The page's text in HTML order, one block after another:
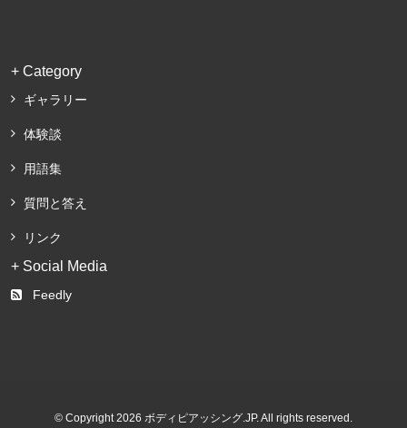
+ Category
ギャラリー
体験談
用語集
質問と答え
リンク
+ Social Media
Feedly
© Copyright 2026 ボディピアッシング.JP. All rights reserved.